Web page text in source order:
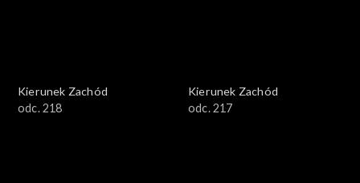
Kierunek Zachód
odc. 218
Kierunek Zachód
odc. 217